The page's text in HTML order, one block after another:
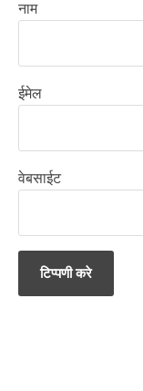
नाम
ईमेल
वेबसाईट